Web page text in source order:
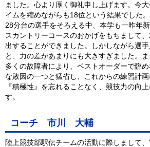
ました。心より厚く御礼申し上げます。今
イムを縮めながらも18位という結果でした
28分台の選手をそろえる中、本学も一昨年
スカントリーコースのおかげをもちまして
出することができました。しかしながら選
と、力の差があまりにも大きすぎました。
多くの故障者により、ベストオーダーで臨
な敗因の一つと猛省し、これからの練習計画
『積極性』を忘れることなく、競技力の向
す。
コーチ 市川 大輔
陸上競技部駅伝チームの活動に際しまして